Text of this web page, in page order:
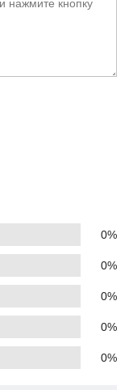
0%
0%
0%
0%
0%